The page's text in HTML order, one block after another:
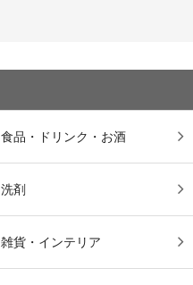
食品・ドリンク・お酒
洗剤
雑貨・インテリア